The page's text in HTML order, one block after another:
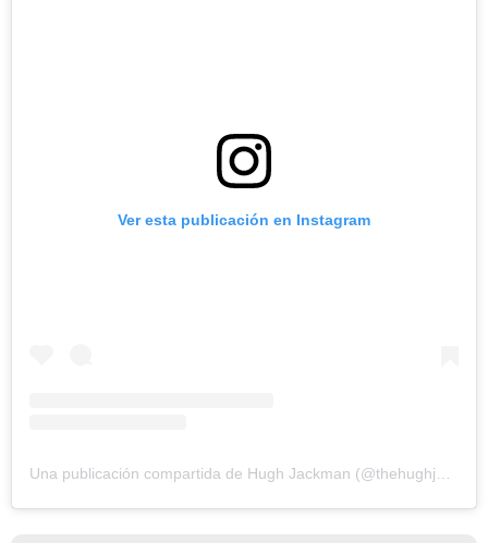
Ver esta publicación en Instagram